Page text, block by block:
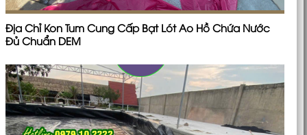
Địa Chỉ Kon Tum Cung Cấp Bạt Lót Ao Hồ Chứa Nước
Đủ Chuẩn DEM